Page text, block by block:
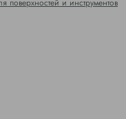
поверхностей и инструментов